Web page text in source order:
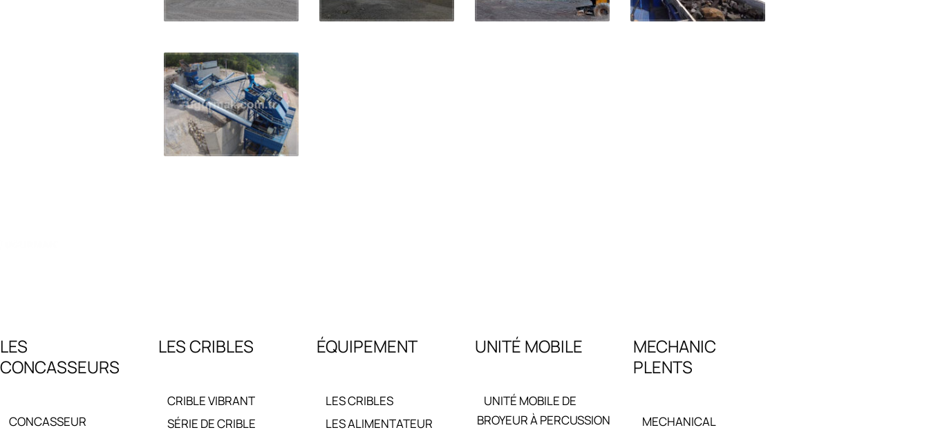
LES
CONCASSEURS
CONCASSEUR
LES CRIBLES
CRIBLE VIBRANT
SÉRIE DE CRIBLE
ÉQUIPEMENT
LES CRIBLES
LES ALIMENTATEUR
UNITÉ MOBILE
UNITÉ MOBILE DE
BROYEUR À PERCUSSION
MECHANIC
PLENTS
MECHANICAL